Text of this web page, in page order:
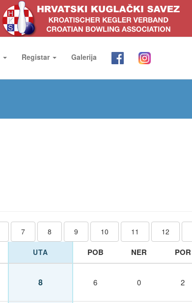
Registar Galerija
7 8 9 10 11 12
UTA POB NER POR
8 6 0 2